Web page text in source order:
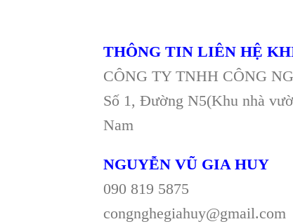
THÔNG TIN LIÊN HỆ
CÔNG TY TNHH CÔNG
Số 1, Đường N5(Khu nhà
Nam
NGUYỄN VŨ GIA HUY
090 819 5875
congnghegiahuy@gmail.com